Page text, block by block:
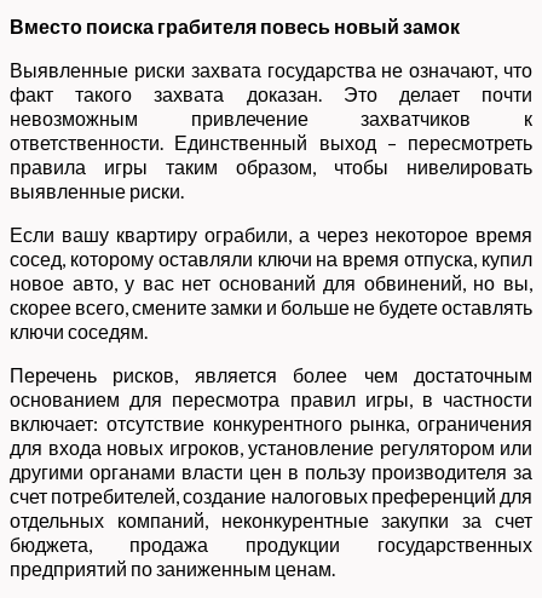
Вместо поиска грабителя повесь новый замок
Выявленные риски захвата государства не означают, что
факт такого захвата доказан. Это делает почти
невозможным привлечение захватчиков к
ответственности. Единственный выход – пересмотреть
правила игры таким образом, чтобы нивелировать
выявленные риски.
Если вашу квартиру ограбили, а через некоторое время
сосед, которому оставляли ключи на время отпуска, купил
новое авто, у вас нет оснований для обвинений, но вы,
скорее всего, смените замки и больше не будете оставлять
ключи соседям.
Перечень рисков, является более чем достаточным
основанием для пересмотра правил игры, в частности
включает: отсутствие конкурентного рынка, ограничения
для входа новых игроков, установление регулятором или
другими органами власти цен в пользу производителя за
счет потребителей, создание налоговых преференций для
отдельных компаний, неконкурентные закупки за счет
бюджета, продажа продукции государственных
предприятий по заниженным ценам.